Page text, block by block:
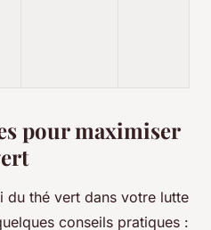
pour maximiser
du thé vert dans votre lutte
conseils pratiques :